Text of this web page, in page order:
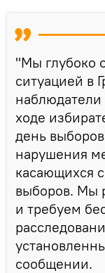
"Мы глубоко
ситуацией в
ходе
день
нарушения
касающихся
выборов. Мы
и требуем
сообщении.